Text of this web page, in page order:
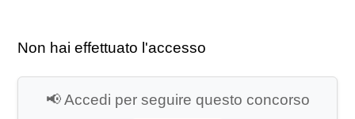
Non hai effettuato l'accesso
📢 Accedi per seguire questo concorso